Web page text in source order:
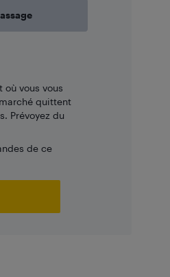
vous vous
quittent
Prévoyez du
de ce